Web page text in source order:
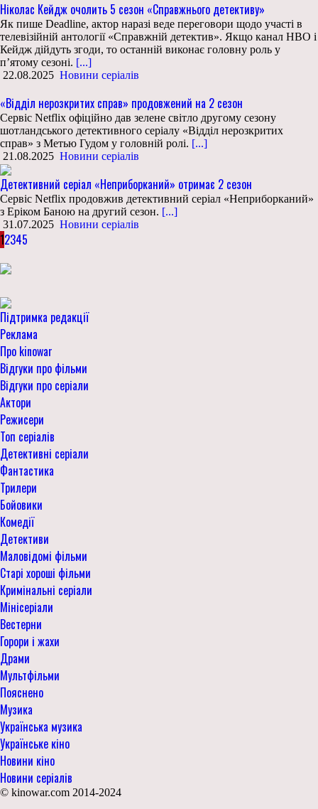
Ніколас Кейдж очолить 5 сезон «Справжнього детективу»
Як пише Deadline, актор наразі веде переговори щодо участі в
телевізійній антології «Справжній детектив». Якщо канал HBO і
Кейдж дійдуть згоди, то останній виконає головну роль у
п’ятому сезоні. [...]
22.08.2025 Новини серіалів
«Відділ нерозкритих справ» продовжений на 2 сезон
Сервіс Netflix офіційно дав зелене світло другому сезону
шотландського детективного серіалу «Відділ нерозкритих
справ» з Метью Гудом у головній ролі. [...]
21.08.2025 Новини серіалів
Детективний серіал «Неприборканий» отримає 2 сезон
Сервіс Netflix продовжив детективний серіал «Неприборканий»
з Еріком Баною на другий сезон. [...]
31.07.2025 Новини серіалів
12345
Підтримка редакції
Реклама
Про kinowar
Відгуки про фільми
Відгуки про серіали
Актори
Режисери
Топ серіалів
Детективні серіали
Фантастика
Трилери
Бойовики
Комедії
Детективи
Маловідомі фільми
Старі хороші фільми
Кримінальні серіали
Мінісеріали
Вестерни
Горори і жахи
Драми
Мультфільми
Пояснено
Музика
Українська музика
Українське кіно
Новини кіно
Новини серіалів
© kinowar.com 2014-2024